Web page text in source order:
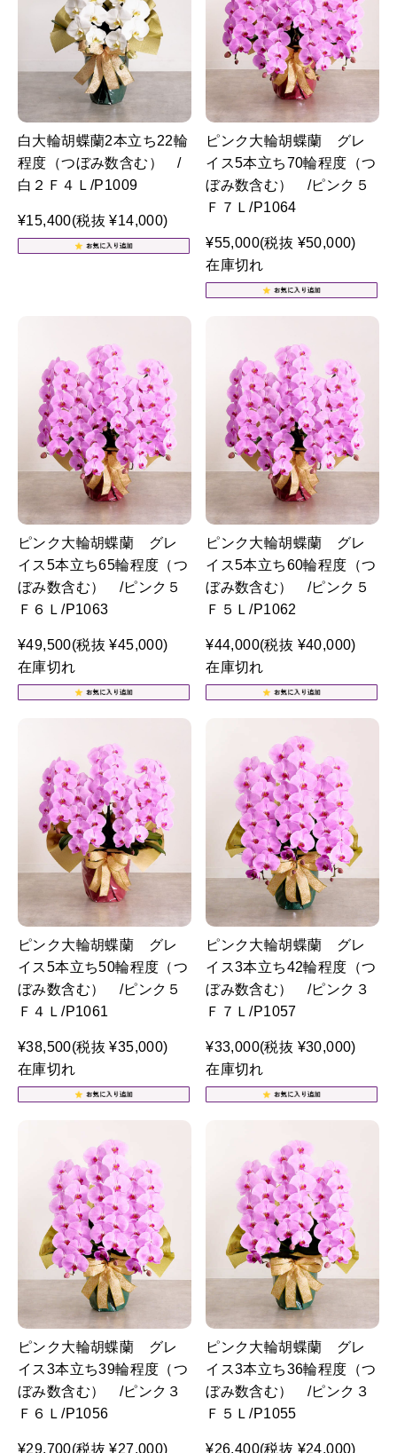
白大輪胡蝶蘭2本立ち22輪
程度（つぼみ数含む） /
白２Ｆ４Ｌ/P1009
¥15,400(税抜 ¥14,000)
ピンク大輪胡蝶蘭 グレ
イス5本立ち70輪程度（つ
ぼみ数含む） /ピンク５
Ｆ７Ｌ/P1064
¥55,000(税抜 ¥50,000)
在庫切れ
ピンク大輪胡蝶蘭 グレ
イス5本立ち65輪程度（つ
ぼみ数含む） /ピンク５
Ｆ６Ｌ/P1063
¥49,500(税抜 ¥45,000)
在庫切れ
ピンク大輪胡蝶蘭 グレ
イス5本立ち60輪程度（つ
ぼみ数含む） /ピンク５
Ｆ５Ｌ/P1062
¥44,000(税抜 ¥40,000)
在庫切れ
ピンク大輪胡蝶蘭 グレ
イス5本立ち50輪程度（つ
ぼみ数含む） /ピンク５
Ｆ４Ｌ/P1061
¥38,500(税抜 ¥35,000)
在庫切れ
ピンク大輪胡蝶蘭 グレ
イス3本立ち42輪程度（つ
ぼみ数含む） /ピンク３
Ｆ７Ｌ/P1057
¥33,000(税抜 ¥30,000)
在庫切れ
ピンク大輪胡蝶蘭 グレ
イス3本立ち39輪程度（つ
ぼみ数含む） /ピンク３
Ｆ６Ｌ/P1056
¥29,700(税抜 ¥27,000)
ピンク大輪胡蝶蘭 グレ
イス3本立ち36輪程度（つ
ぼみ数含む） /ピンク３
Ｆ５Ｌ/P1055
¥26,400(税抜 ¥24,000)